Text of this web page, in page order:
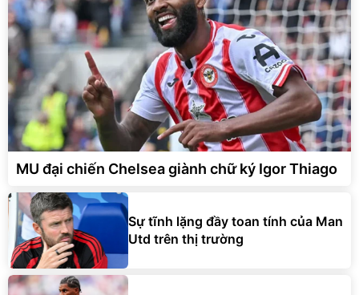
MU đại chiến Chelsea giành chữ ký Igor Thiago
Sự tĩnh lặng đầy toan tính của Man
Utd trên thị trường